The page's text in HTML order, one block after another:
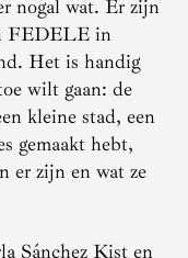
nogal wat. Er zijn
FEDELE in
Het is handig
wilt gaan: de
kleine stad, een
gemaakt hebt,
er zijn en wat ze
Sánchez Kist en